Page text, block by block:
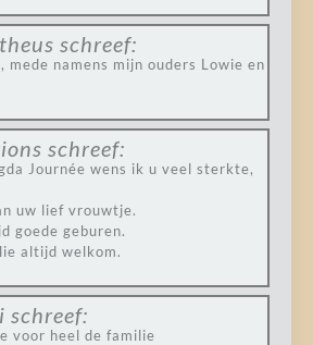
schreef:
mede namens mijn ouders Lowie en
schreef:
Journée wens ik u veel sterkte,
uw lief vrouwtje.
goede geburen.
altijd welkom.
schreef:
voor heel de familie